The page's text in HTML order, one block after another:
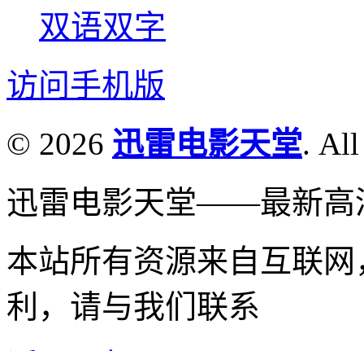
双语双字
访问手机版
© 2026 迅雷电影天堂. All
迅雷电影天堂——最新高
本站所有资源来自互联
利，请与我们联系